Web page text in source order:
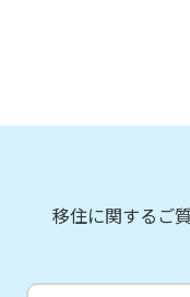
移住に関するご